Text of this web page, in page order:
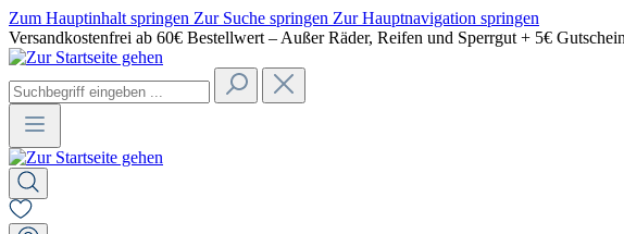
Zum Hauptinhalt springen Zur Suche springen Zur Hauptnavigation springen
Versandkostenfrei ab 60€ Bestellwert – Außer Räder, Reifen und Sperrgut + 5€